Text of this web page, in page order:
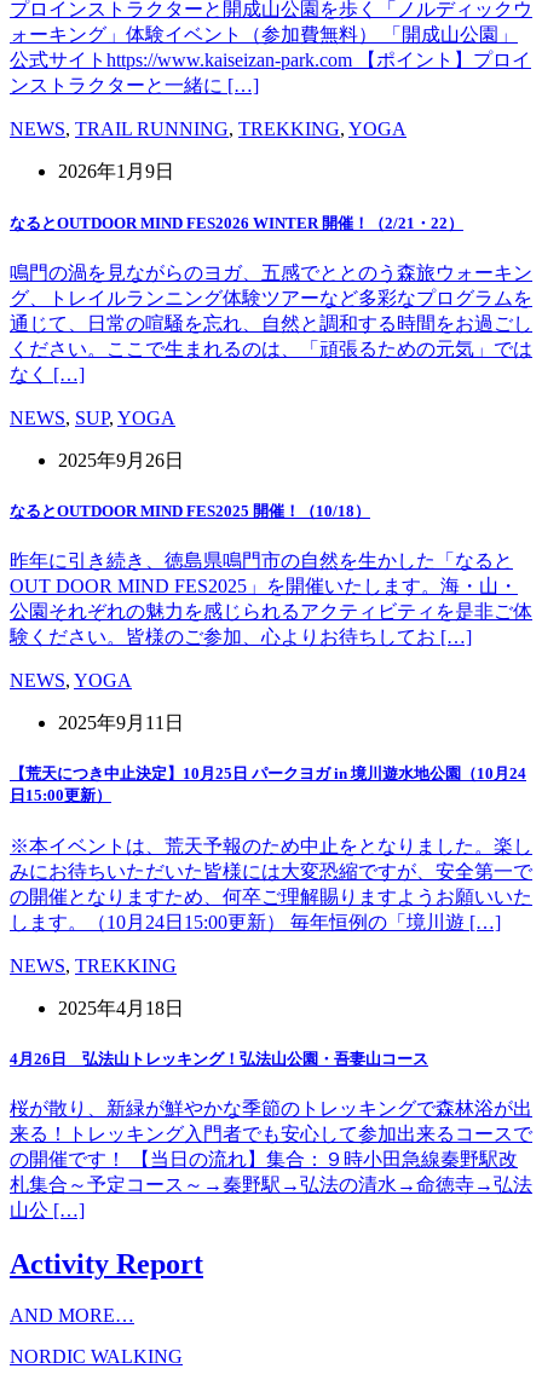
プロインストラクターと開成山公園を歩く「ノルディックウ
ォーキング」体験イベント（参加費無料） 「開成山公園」
公式サイトhttps://www.kaiseizan-park.com 【ポイント】プロイ
ンストラクターと一緒に […]
NEWS, TRAIL RUNNING, TREKKING, YOGA
2026年1月9日
なるとOUTDOOR MIND FES2026 WINTER 開催！（2/21・22）
鳴門の渦を見ながらのヨガ、五感でととのう森旅ウォーキン
グ、トレイルランニング体験ツアーなど多彩なプログラムを
通じて、日常の喧騒を忘れ、自然と調和する時間をお過ごし
ください。ここで生まれるのは、「頑張るための元気」では
なく […]
NEWS, SUP, YOGA
2025年9月26日
なるとOUTDOOR MIND FES2025 開催！（10/18）
昨年に引き続き、徳島県鳴門市の自然を生かした「なると
OUT DOOR MIND FES2025」を開催いたします。海・山・
公園それぞれの魅力を感じられるアクティビティを是非ご体
験ください。皆様のご参加、心よりお待ちしてお […]
NEWS, YOGA
2025年9月11日
【荒天につき中止決定】10月25日 パークヨガ in 境川遊水地公園（10月24
日15:00更新）
※本イベントは、荒天予報のため中止をとなりました。楽し
みにお待ちいただいた皆様には大変恐縮ですが、安全第一で
の開催となりますため、何卒ご理解賜りますようお願いいた
します。（10月24日15:00更新） 毎年恒例の「境川遊 […]
NEWS, TREKKING
2025年4月18日
4月26日 弘法山トレッキング！弘法山公園・吾妻山コース
桜が散り、新緑が鮮やかな季節のトレッキングで森林浴が出
来る！トレッキング入門者でも安心して参加出来るコースで
の開催です！ 【当日の流れ】集合：９時小田急線秦野駅改
札集合～予定コース～→秦野駅→弘法の清水→命徳寺→弘法
山公 […]
Activity Report
AND MORE…
NORDIC WALKING